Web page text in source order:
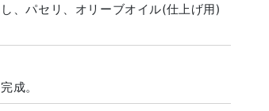
、パセリ、オリーブオイル(仕上げ用)
成。